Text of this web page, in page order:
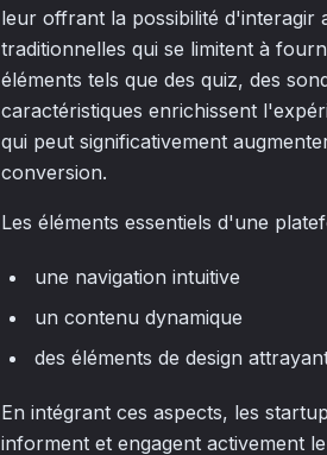
leur offrant la possibilité d'interagir
traditionnelles qui se limitent à
éléments tels que des quiz, des
caractéristiques enrichissent
qui peut significativement
conversion.
Les éléments essentiels d'une
une navigation intuitive
un contenu dynamique
des éléments de design
En intégrant ces aspects, les
informent et engagent activement